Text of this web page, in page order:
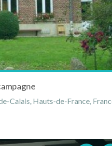
Calais, Hauts-de-France,